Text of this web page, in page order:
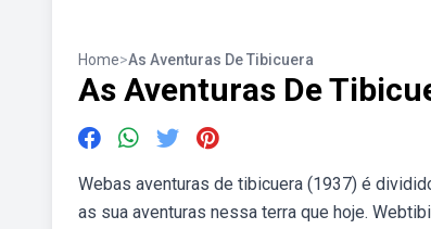
Home>As Aventuras De Tibicuera
As Aventuras De
Webas aventuras de tibicuera (1937) é
as sua aventuras nessa terra que hoje.